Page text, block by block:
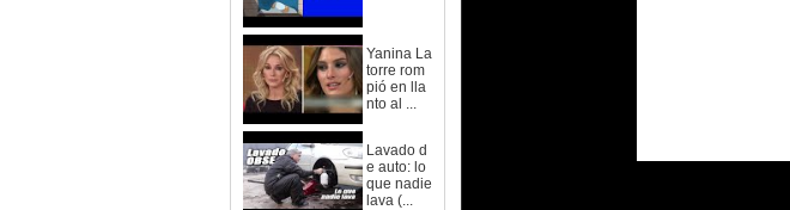
Yanina La
torre rom
pió en lla
nto al ...
Lavado d
e auto: lo
que nadie
lava (...